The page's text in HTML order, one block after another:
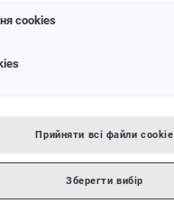
cookies
Прийняти всі файли сookie
Зберегти вибір